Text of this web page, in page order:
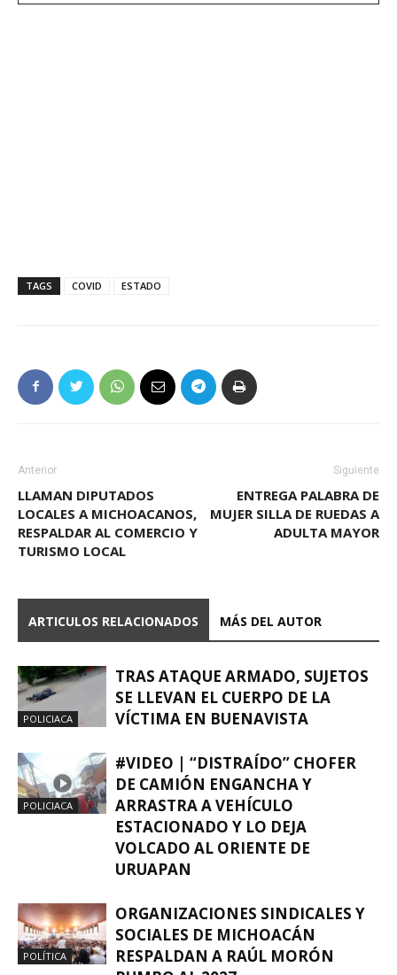
TAGS COVID ESTADO
Anterior
LLAMAN DIPUTADOS
LOCALES A MICHOACANOS,
RESPALDAR AL COMERCIO Y
TURISMO LOCAL
Siguiente
ENTREGA PALABRA DE
MUJER SILLA DE RUEDAS A
ADULTA MAYOR
ARTICULOS RELACIONADOS MÁS DEL AUTOR
POLICIACA
TRAS ATAQUE ARMADO, SUJETOS
SE LLEVAN EL CUERPO DE LA
VÍCTIMA EN BUENAVISTA
POLICIACA
#VIDEO | “DISTRAÍDO” CHOFER
DE CAMIÓN ENGANCHA Y
ARRASTRA A VEHÍCULO
ESTACIONADO Y LO DEJA
VOLCADO AL ORIENTE DE
URUAPAN
POLÍTICA
ORGANIZACIONES SINDICALES Y
SOCIALES DE MICHOACÁN
RESPALDAN A RAÚL MORÓN